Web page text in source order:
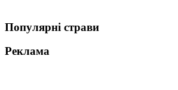
Популярні страви
Реклама